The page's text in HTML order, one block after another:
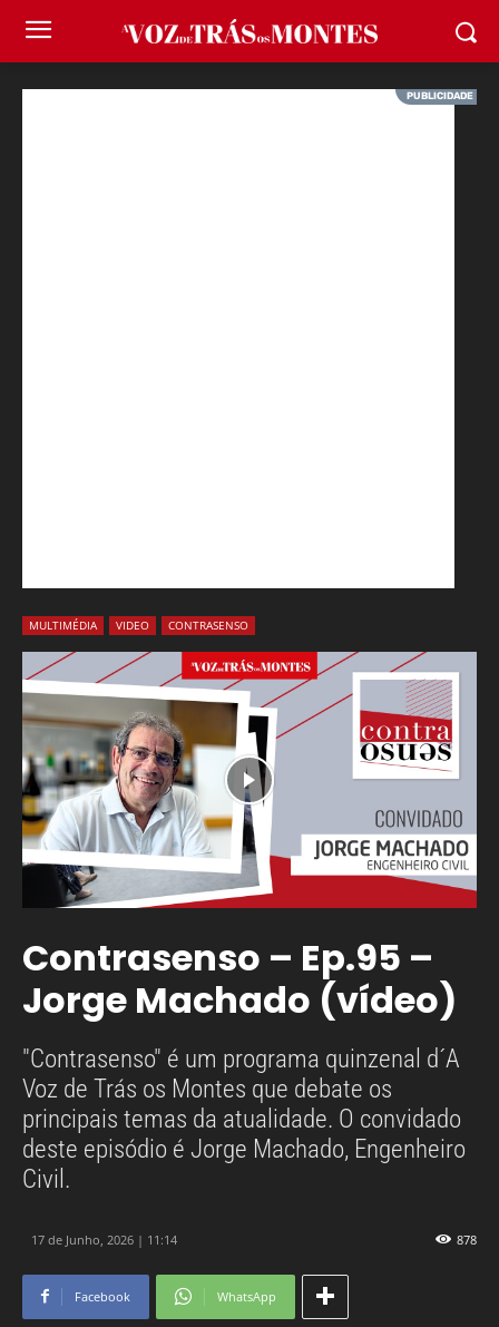
MULTIMÉDIA VIDEO CONTRASENSO
Contrasenso – Ep.95 –
Jorge Machado (vídeo)
"Contrasenso" é um programa quinzenal d´A
Voz de Trás os Montes que debate os
principais temas da atualidade. O convidado
deste episódio é Jorge Machado, Engenheiro
Civil.
17 de Junho, 2026 | 11:14 878
Facebook WhatsApp